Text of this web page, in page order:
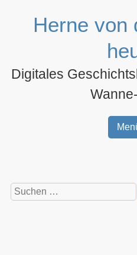
springenHerne von
Digitales
Suchen
nach: